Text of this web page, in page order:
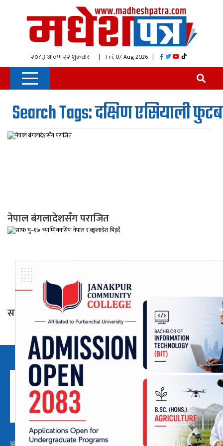
| Fri, 07 Aug 2026 |
Search Tags: दक्षिण एसियाली
नेपाल बंगलादेशसँग पराजित
साफ यु–१७ च्याम्पियनसिपः नेपाल र बङ्गलादेश भिड्दै